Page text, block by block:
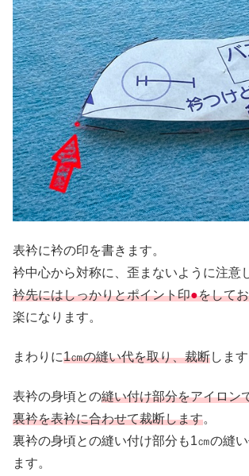
表衿に衿の印を書きます。
衿中心から対称に、歪まないように注意
衿先にはしっかりとポイント印●をして
楽になります。
まわりに1㎝の縫い代を取り、裁断します
表衿の身頃との縫い付け部分をアイロン
裏衿を表衿に合わせて裁断します。
裏衿の身頃との縫い付け部分も1㎝の縫
ます。